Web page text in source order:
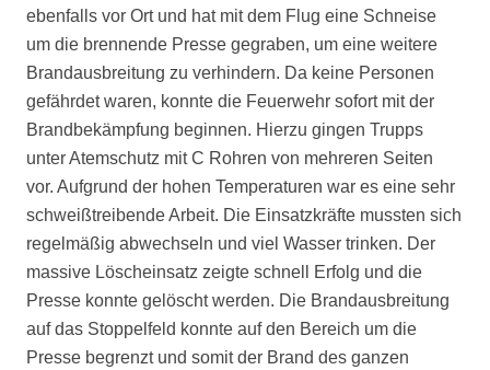
ebenfalls vor Ort und hat mit dem Flug eine Schneise
um die brennende Presse gegraben, um eine weitere
Brandausbreitung zu verhindern. Da keine Personen
gefährdet waren, konnte die Feuerwehr sofort mit der
Brandbekämpfung beginnen. Hierzu gingen Trupps
unter Atemschutz mit C Rohren von mehreren Seiten
vor. Aufgrund der hohen Temperaturen war es eine sehr
schweißtreibende Arbeit. Die Einsatzkräfte mussten sich
regelmäßig abwechseln und viel Wasser trinken. Der
massive Löscheinsatz zeigte schnell Erfolg und die
Presse konnte gelöscht werden. Die Brandausbreitung
auf das Stoppelfeld konnte auf den Bereich um die
Presse begrenzt und somit der Brand des ganzen